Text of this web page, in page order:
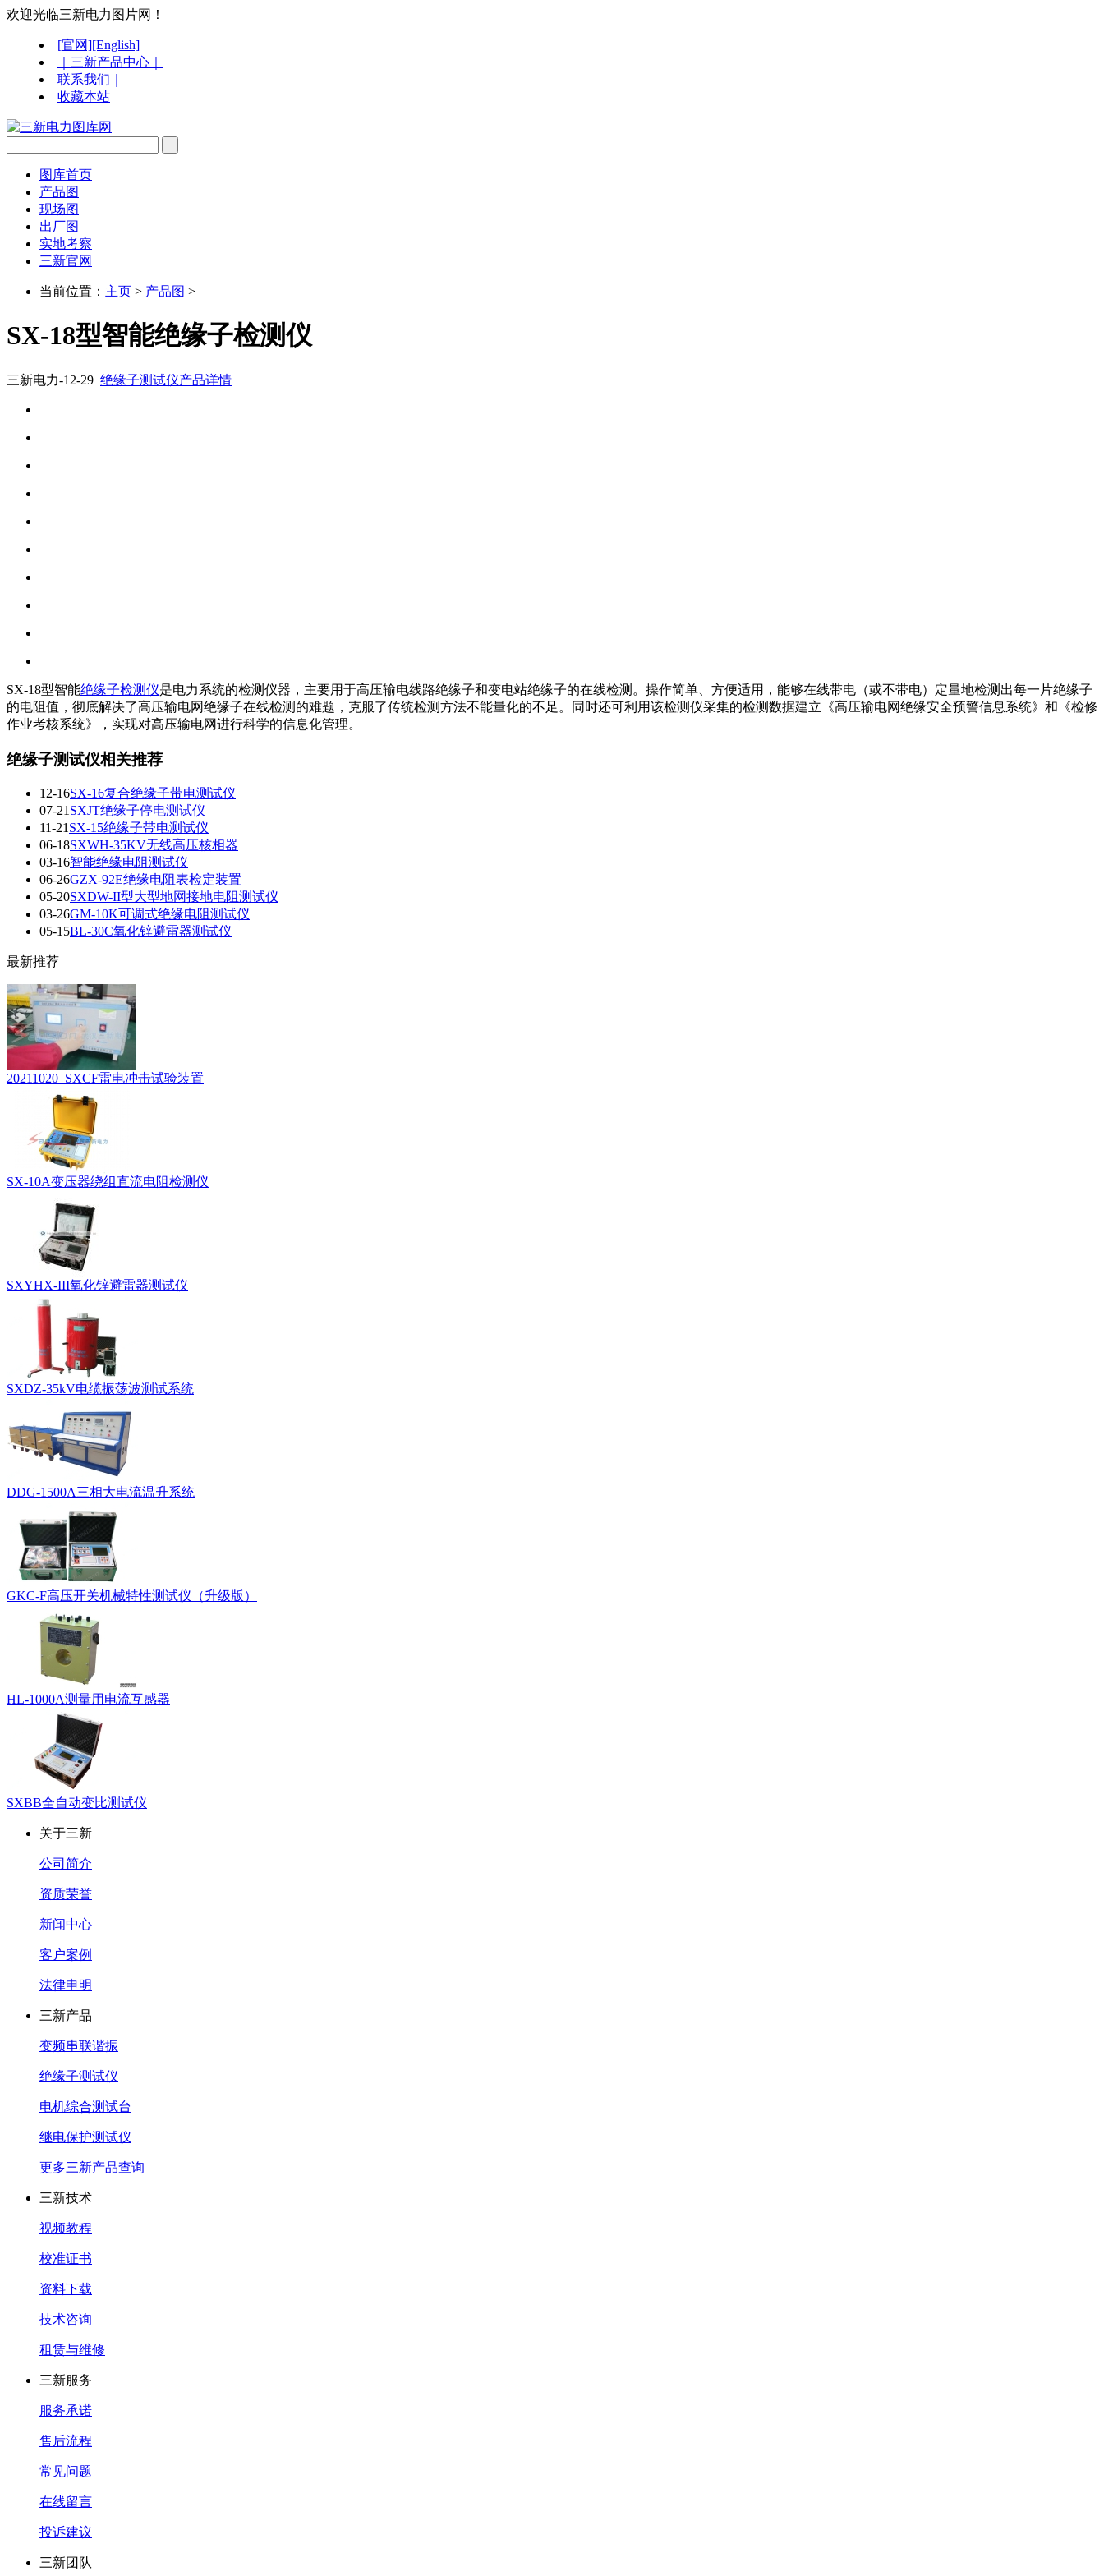
欢迎光临三新电力图片网！
[官网][English]
｜三新产品中心｜
联系我们｜
收藏本站
图库首页
产品图
现场图
出厂图
实地考察
三新官网
当前位置： 主页 > 产品图 >
SX-18型智能绝缘子检测仪
三新电力-12-29 绝缘子测试仪产品详情
SX-18型智能绝缘子检测仪是电力系统的检测仪器，主要用于高压输电线路绝缘子和变电站绝缘子的在线检测。操作简单、方便适用，能够在线带电（或不带电）定量地检测出每一片绝缘子
的电阻值，彻底解决了高压输电网绝缘子在线检测的难题，克服了传统检测方法不能量化的不足。同时还可利用该检测仪采集的检测数据建立《高压输电网绝缘安全预警信息系统》和《检修
作业考核系统》，实现对高压输电网进行科学的信息化管理。
绝缘子测试仪相关推荐
12-16SX-16复合绝缘子带电测试仪
07-21 SXJT绝缘子停电测试仪
11-21 SX-15绝缘子带电测试仪
06-18SXWH-35KV无线高压核相器
03-16智能绝缘电阻测试仪
06-26GZX-92E绝缘电阻表检定装置
05-20SXDW-II型大型地网接地电阻测试仪
03-26GM-10K可调式绝缘电阻测试仪
05-15BL-30C氧化锌避雷器测试仪
最新推荐
20211020_SXCF雷电冲击试验装置
SX-10A变压器绕组直流电阻检测仪
SXYHX-III氧化锌避雷器测试仪
SXDZ-35kV电缆振荡波测试系统
DDG-1500A三相大电流温升系统
GKC-F高压开关机械特性测试仪（升级版）
HL-1000A测量用电流互感器
SXBB全自动变比测试仪
关于三新
公司简介
资质荣誉
新闻中心
客户案例
法律申明
三新产品
变频串联谐振
绝缘子测试仪
电机综合测试台
继电保护测试仪
更多三新产品查询
三新技术
视频教程
校准证书
资料下载
技术咨询
租赁与维修
三新服务
服务承诺
售后流程
常见问题
在线留言
投诉建议
三新团队